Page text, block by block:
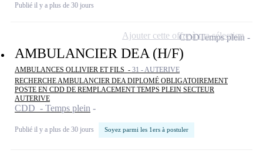
Publié il y a plus de 30 jours
AMBULANCIER DEA (H/F)
AMBULANCES OLLIVIER ET FILS - 31 - AUTERIVE
RECHERCHE AMBULANCIER DEA DIPLOMÉ OBLIGATOIREMENT
POSTE EN CDD DE REMPLACEMENT TEMPS PLEIN SECTEUR
AUTERIVE
CDD - Temps plein
Publié il y a plus de 30 jours Soyez parmi les 1ers à postuler
CDDTemps plein
Ajouter cette offre à ma sélection